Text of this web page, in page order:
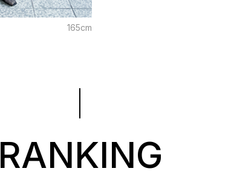
165cm
RANKING